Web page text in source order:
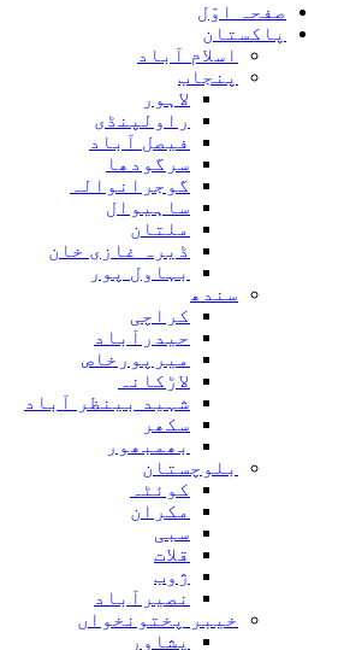
صفحہ اوّل
پاکستان
اسلام آباد
پنجاب
لاہور
راولپنڈی
فیصل آباد
سرگودھا
گوجرانوالہ
ساہیوال
ملتان
ڈیرہ غازی خان
بہاول پور
سندھ
کراچی
حیدرآباد
میرپورخاص
لاڑکانہ
شہید بینظر آباد
سکھر
بھمبھور
بلوچستان
کوئٹہ
مکران
سبی
قلات
ژوب
نصیرآباد
خیبر پختونخواں
پشاور